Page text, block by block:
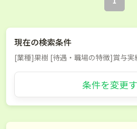
現在の検索条件
[業種]果樹 [待遇・職場の特徴]賞与実
条件を変更